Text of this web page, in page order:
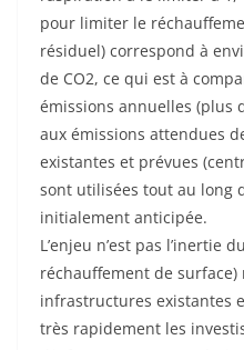
pour limiter le
résiduel) correspond à
de CO2, ce qui est à
émissions annuelles (plus
aux émissions attendues
existantes et prévues
sont utilisées tout au long
initialement anticipée.
L’enjeu n’est pas l’inertie
réchauffement de surface)
infrastructures existantes
très rapidement les